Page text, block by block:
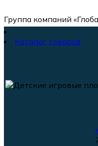
Группа компаний
Каталог товаров